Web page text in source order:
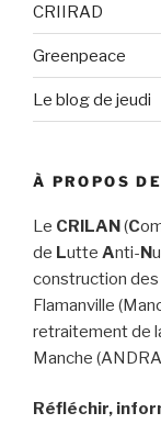
CRIIRAD
Greenpeace
Le blog de jeudi
À PROPOS
Le CRILAN(C
de Lutte Anti-N
construction
Flamanville
retraitement de
Manche
Réfléchir,